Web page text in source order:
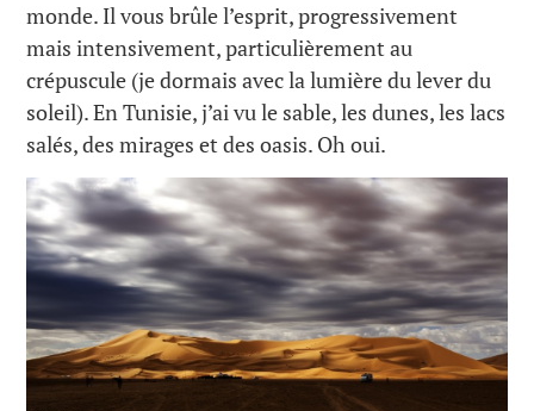
monde. Il vous brûle l’esprit, progressivement
mais intensivement, particulièrement au
crépuscule (je dormais avec la lumière du lever du
soleil). En Tunisie, j’ai vu le sable, les dunes, les lacs
salés, des mirages et des oasis. Oh oui.